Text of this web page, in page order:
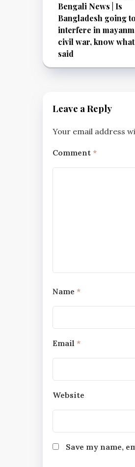
Bengali News | Is
Bangladesh going to
interfere in
civil war, know what
said
Leave a Reply
Your email address
Comment *
Name *
Email *
Website
Save my name,